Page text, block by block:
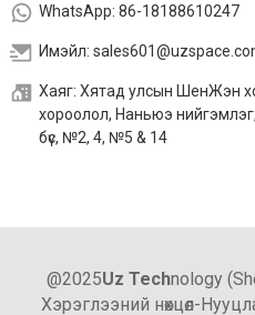
WhatsApp: 86-18188610247
Имэйл:
Хаяг: Хятад улсын ШенЖэн
хороолол, Наньюэ
бүс, №2, 4, №5 & 14
@2025Uz Technology
Хэрэглээний нөхцөл-